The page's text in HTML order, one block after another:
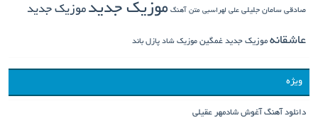
صادقی سامان جلیلی علی لهراسبی متن آهنگ موزیک جدید موزیک جدید
عاشقانه موزیک جدید غمگین موزیک شاد پازل باند
ویژه
دانلود آهنگ آغوش شادمهر عقیلی